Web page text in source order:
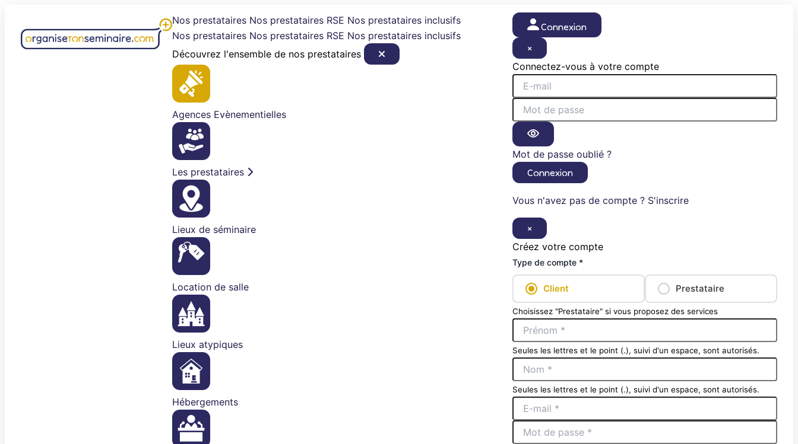
contenu
Nos prestataires Nos prestataires RSE Nos prestataires inclusifs
Nos prestataires Nos prestataires RSE Nos prestataires inclusifs
Découvrez l'ensemble de nos prestataires
Agences Evènementielles
Les prestataires
Lieux de séminaire
Location de salle
Lieux atypiques
Hébergements
Connexion
×
Connectez-vous à votre compte
Mot de passe oublié ?
Connexion
Vous n'avez pas de compte ? S'inscrire
×
Créez votre compte
Type de compte *
Client Prestataire
Choisissez "Prestataire" si vous proposez des services
Seules les lettres et le point (.), suivi d'un espace, sont autorisés.
Seules les lettres et le point (.), suivi d'un espace, sont autorisés.